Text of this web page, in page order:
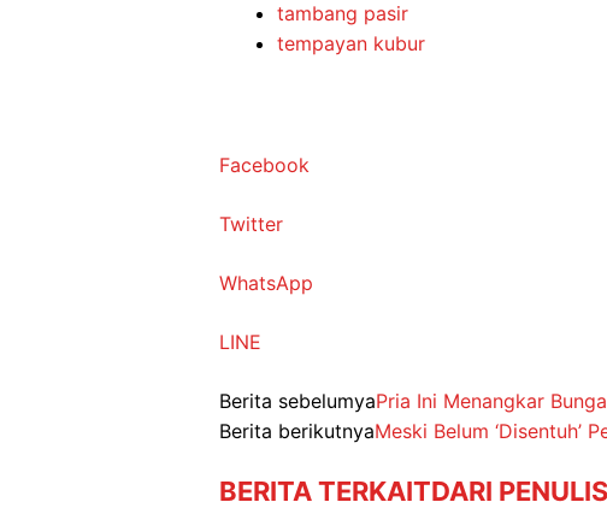
tambang pasir
tempayan kubur
Facebook
Twitter
WhatsApp
LINE
Berita sebelumyaPria Ini Menangkar
Berita berikutnyaMeski Belum ‘Disentuh’
BERITA TERKAITDARI PENULIS